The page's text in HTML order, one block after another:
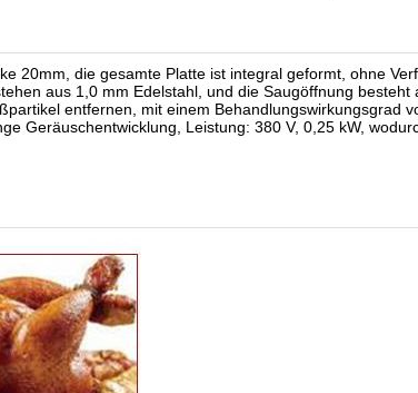
20mm, die gesamte Platte ist integral geformt, ohne
aus 1,0 mm Edelstahl, und die Saugöffnung besteht
entfernen, mit einem Behandlungswirkungsgrad
Geräuschentwicklung, Leistung: 380 V, 0,25 kW,